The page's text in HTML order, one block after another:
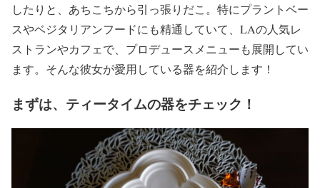
したりと、あちこちから引っ張りだこ。特にプラントベー
スやベジタリアンフードにも精通していて、LAの人気レ
ストランやカフェで、プロデュースメニューも展開してい
ます。そんな彼女が愛用している器を紹介します！
まずは、ティータイムの器をチェック！